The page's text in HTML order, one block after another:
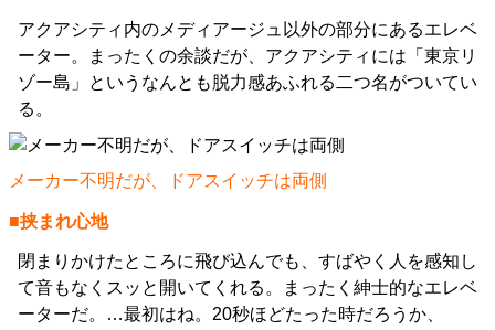
アクアシティ内のメディアージュ以外の部分にあるエレベ
ーター。まったくの余談だが、アクアシティには「東京リ
ゾー島」というなんとも脱力感あふれる二つ名がついてい
る。
メーカー不明だが、ドアスイッチは両側
■挟まれ心地
閉まりかけたところに飛び込んでも、すばやく人を感知し
て音もなくスッと開いてくれる。まったく紳士的なエレベ
ーターだ。…最初はね。20秒ほどたった時だろうか、